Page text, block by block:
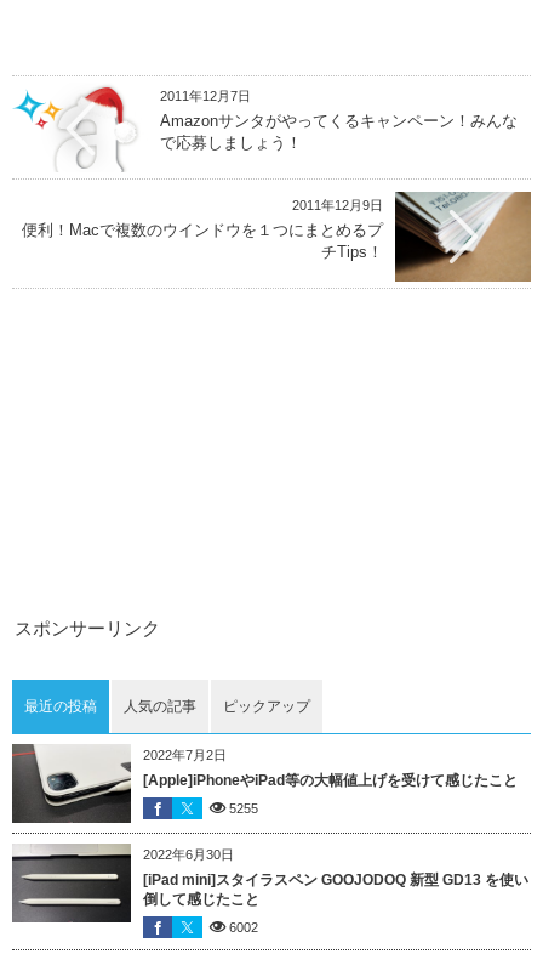
2011年12月7日
Amazonサンタがやってくるキャンペーン！みんな
で応募しましょう！
2011年12月9日
便利！Macで複数のウインドウを１つにまとめるプ
チTips！
スポンサーリンク
最近の投稿 人気の記事 ピックアップ
2022年7月2日
[Apple]iPhoneやiPad等の大幅値上げを受けて感じたこと
5255
2022年6月30日
[iPad mini]スタイラスペン GOOJODOQ 新型 GD13 を使い
倒して感じたこと
6002